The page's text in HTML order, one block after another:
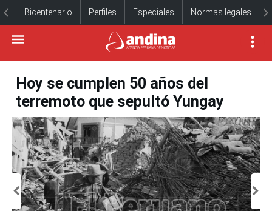
Bicentenario Perfiles Especiales Normas legales
Hoy se cumplen 50 años del
terremoto que sepultó Yungay